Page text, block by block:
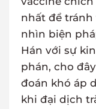
nhất để
nhìn biện
Hán với sự
phán, cho
đoán khó áp
khi đại dịch